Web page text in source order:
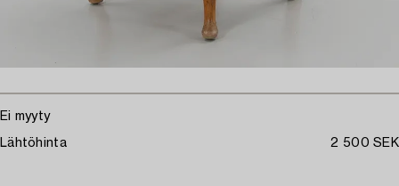
Ei myyty
Lähtöhinta 2 500 SEK